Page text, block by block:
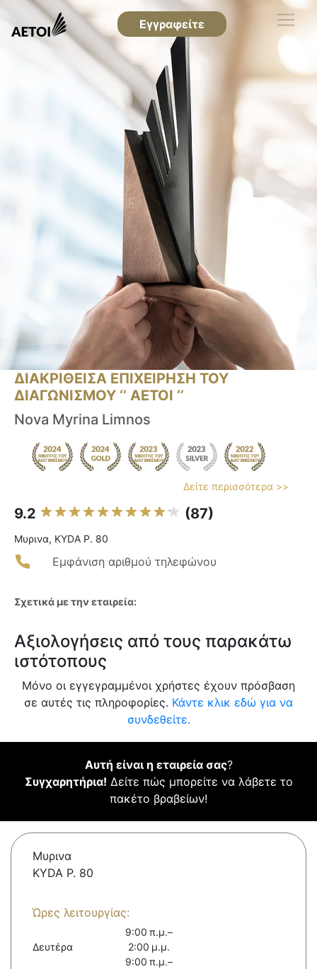
Εγγραφείτε
ΔΙΑΚΡΙΘΕΙΣΑ ΕΠΙΧΕΙΡΗΣΗ ΤΟΥ
ΔΙΑΓΩΝΙΣΜΟΥ ‘’ ΑΕΤΟΙ ‘’
Nova Myrina Limnos
Δείτε περισσότερα >>
9.2 (87)
Μυρινα, KYDA P. 80
Εμφάνιση αριθμού τηλεφώνου
Σχετικά με την εταιρεία:
Αξιολογήσεις από τους παρακάτω
ιστότοπους
Μόνο οι εγγεγραμμένοι χρήστες έχουν πρόσβαση
σε αυτές τις πληροφορίες. Κάντε κλικ εδώ για να
συνδεθείτε.
Αυτή είναι η εταιρεία σας?
Συγχαρητήρια! Δείτε πώς μπορείτε να λάβετε το
πακέτο βραβείων!
Μυρινα
KYDA P. 80
Ώρες λειτουργίας:
Δευτέρα
9:00 π.μ.–
2:00 μ.μ.
9:00 π.μ.–